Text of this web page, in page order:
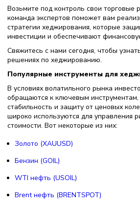
Возьмите под контроль свои торговые
команда экспертов поможет вам
стратегии хеджирования, которые
инвестиции и обеспечивают
Свяжитесь с нами сегодня, чтобы
решениях по хеджированию.
Популярные инструменты для
В условиях волатильного рынка
обращаются к ключевым
стабильность и защиту от ценовых
широко используются для управления
стоимости. Вот некоторые из них:
Золото (XAUUSD)
Бензин (GOIL)
WTI нефть (USOIL)
Brent нефть (BRENTSPOT)